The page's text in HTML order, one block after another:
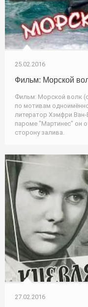
25.02.2016
Фильм: Морской
Фильм: Морской волк
по мотивам
литератор Хэмфри
пароме "Мартинес" он
сторону залива.
27.02.2016